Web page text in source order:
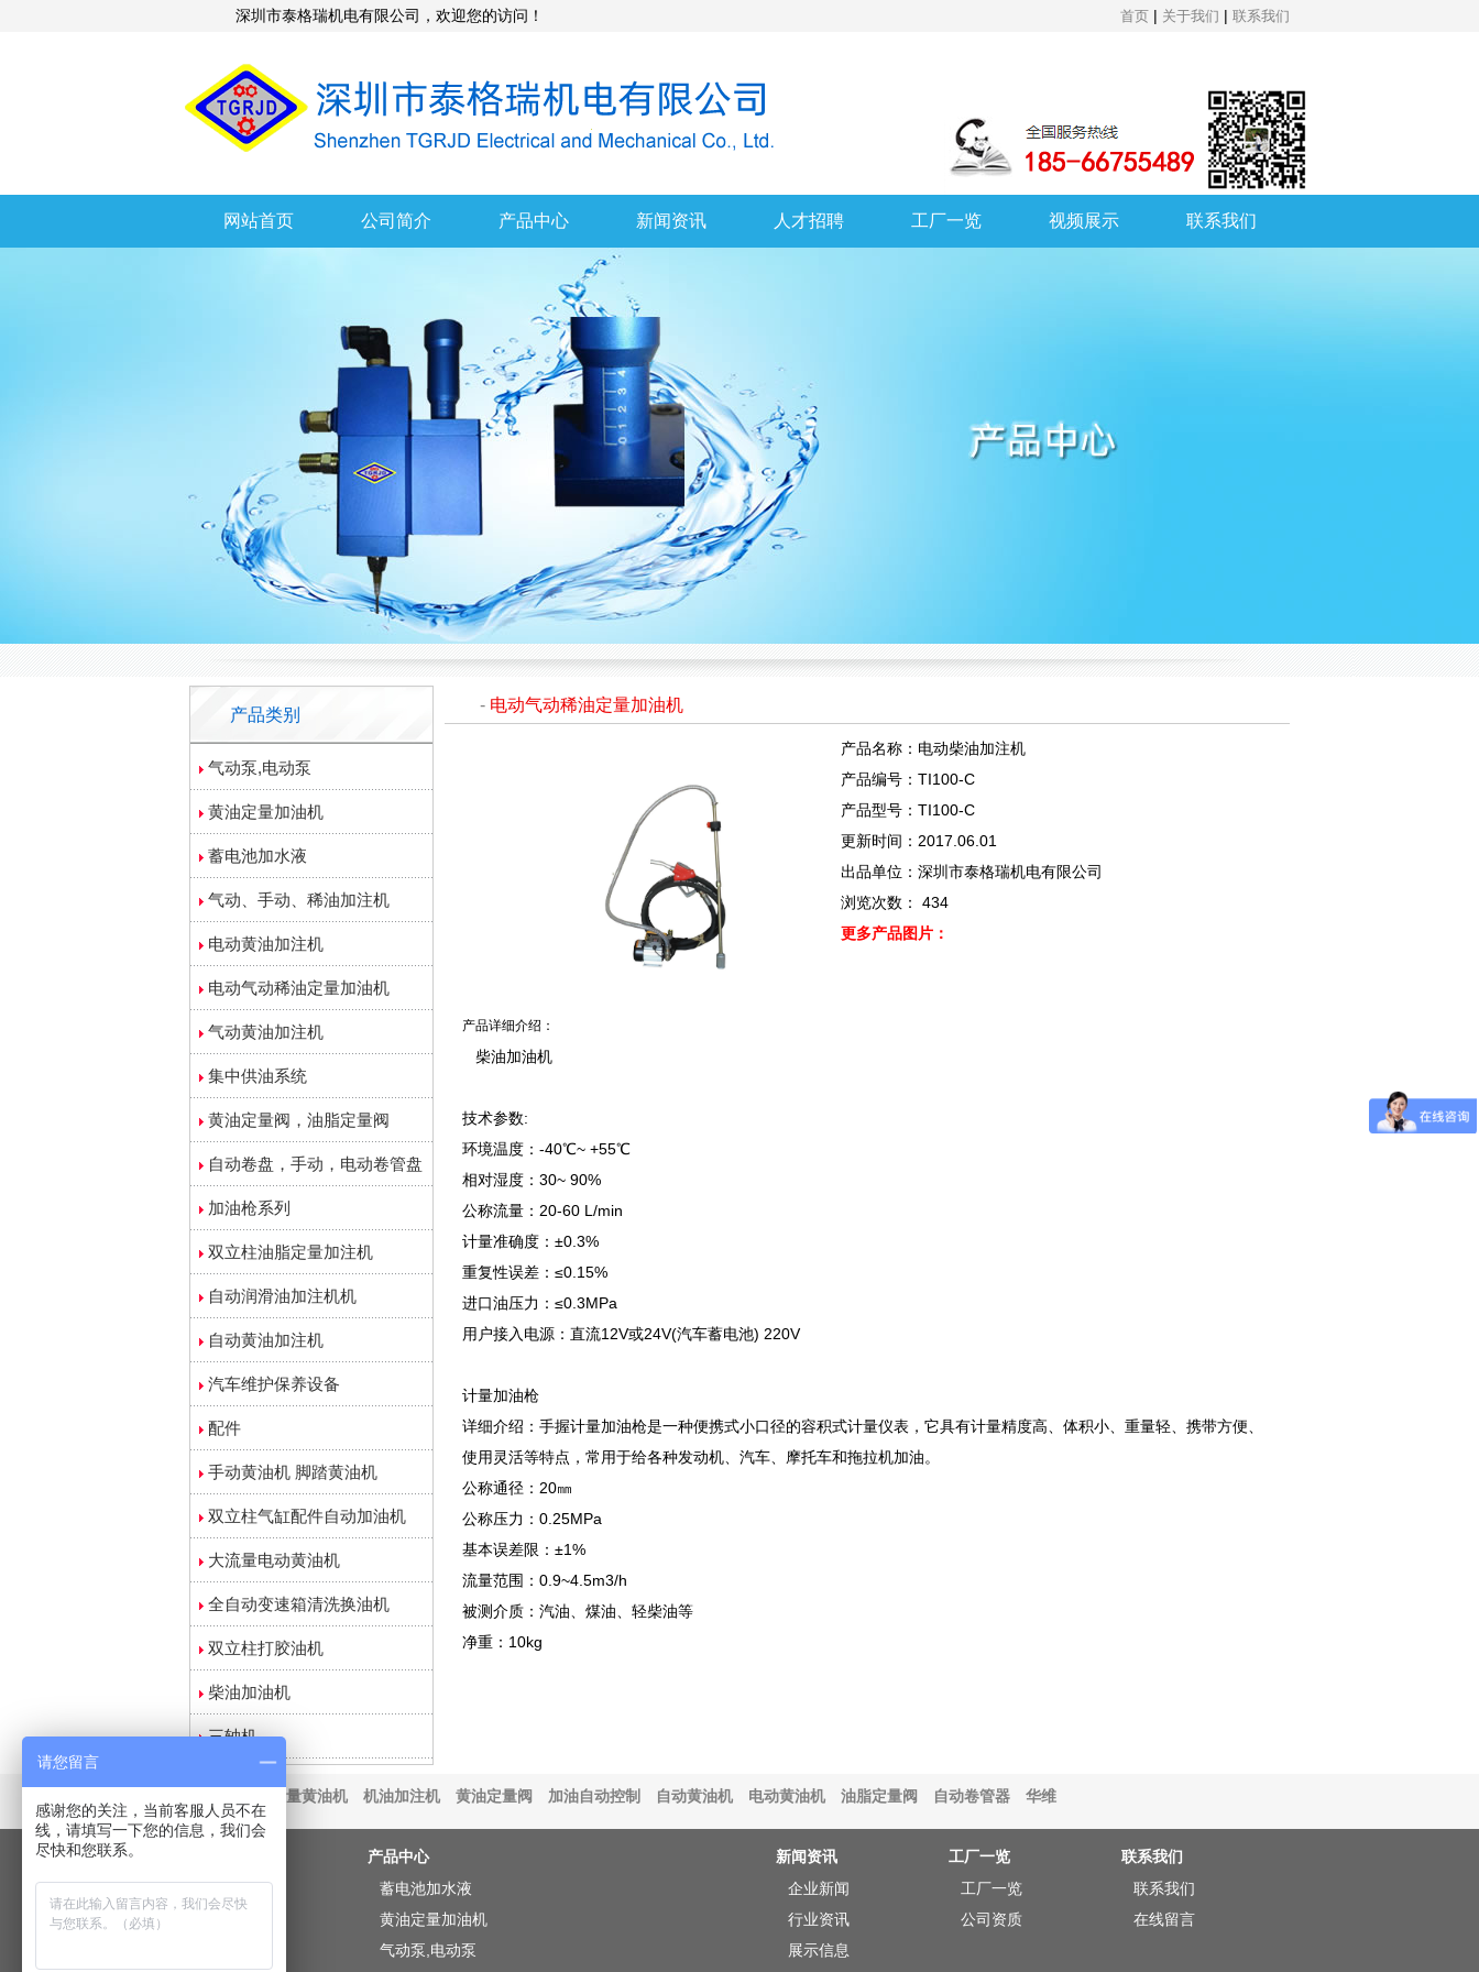
深圳市泰格瑞机电有限公司，欢迎您的访问！ 首页 | 关于我们 | 联系我们
网站首页 公司简介 产品中心 新闻资讯 人才招聘 工厂一览 视频展示 联系我们
产品类别
气动泵,电动泵
黄油定量加油机
蓄电池加水液
气动、手动、稀油加注机
电动黄油加注机
电动气动稀油定量加油机
气动黄油加注机
集中供油系统
黄油定量阀，油脂定量阀
自动卷盘，手动，电动卷管盘
加油枪系列
双立柱油脂定量加注机
自动润滑油加注机机
自动黄油加注机
汽车维护保养设备
配件
手动黄油机 脚踏黄油机
双立柱气缸配件自动加油机
大流量电动黄油机
全自动变速箱清洗换油机
双立柱打胶油机
柴油加油机
三轴机
- 电动气动稀油定量加油机
产品名称：电动柴油加注机
产品编号：TI100-C
产品型号：TI100-C
更新时间：2017.06.01
出品单位：深圳市泰格瑞机电有限公司
浏览次数： 434
更多产品图片：
产品详细介绍：
柴油加油机
技术参数:
环境温度：-40℃~ +55℃
相对湿度：30~ 90%
公称流量：20-60 L/min
计量准确度：±0.3%
重复性误差：≤0.15%
进口油压力：≤0.3MPa
用户接入电源：直流12V或24V(汽车蓄电池) 220V
计量加油枪
详细介绍： 手握计量加油枪是一种便携式小口径的容积式计量仪表，它具有计量精度高、体积小、重量轻、携带方便、
使用灵活等特点，常用于给各种发动机、汽车、摩托车和拖拉机加油。
公称通径：20㎜
公称压力：0.25MPa
基本误差限：±1%
流量范围：0.9~4.5m3/h
被测介质：汽油、煤油、轻柴油等
净重：10kg
定量黄油机 机油加注机 黄油定量阀 加油自动控制 自动黄油机 电动黄油机 油脂定量阀 自动卷管器 华维
产品中心 新闻资讯 工厂一览
联系我们
公司简介
蓄电池加水液
黄油定量加油机
气动泵,电动泵
企业新闻
行业资讯
展示信息
工厂一览
公司资质
联系我们
在线留言
请您留言
感谢您的关注，当前客服人员不在
线，请填写一下您的信息，我们会
尽快和您联系。